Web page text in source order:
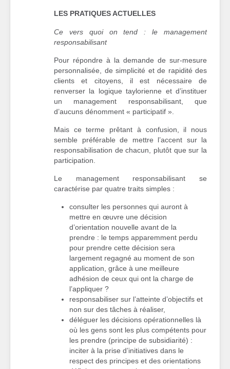
LES PRATIQUES ACTUELLES
Ce vers quoi on tend : le management
responsabilisant
Pour répondre à la demande de sur-mesure
personnalisée, de simplicité et de rapidité des
clients et citoyens, il est nécessaire de
renverser la logique taylorienne et d’instituer
un management responsabilisant, que
d’aucuns dénomment « participatif ».
Mais ce terme prêtant à confusion, il nous
semble préférable de mettre l’accent sur la
responsabilisation de chacun, plutôt que sur la
participation.
Le management responsabilisant se
caractérise par quatre traits simples :
consulter les personnes qui auront à
mettre en œuvre une décision
d’orientation nouvelle avant de la
prendre : le temps apparemment perdu
pour prendre cette décision sera
largement regagné au moment de son
application, grâce à une meilleure
adhésion de ceux qui ont la charge de
l’appliquer ?
responsabiliser sur l’atteinte d’objectifs et
non sur des tâches à réaliser,
déléguer les décisions opérationnelles là
où les gens sont les plus compétents pour
les prendre (principe de subsidiarité) :
inciter à la prise d’initiatives dans le
respect des principes et des orientations